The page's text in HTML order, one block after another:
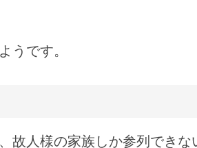
うです。
故人様の家族しか参列できな